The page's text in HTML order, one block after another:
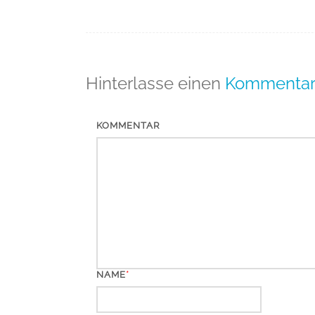
Hinterlasse einen Kommentar
KOMMENTAR
NAME*